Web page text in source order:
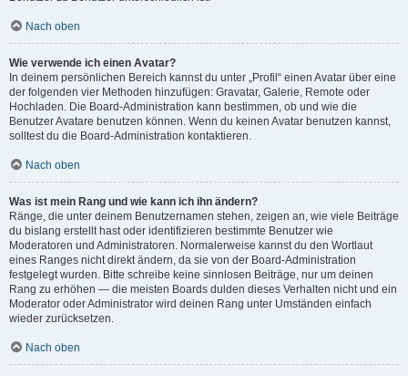
Nach oben
Wie verwende ich einen Avatar?
In deinem persönlichen Bereich kannst du unter „Profil“ einen Avatar über eine
der folgenden vier Methoden hinzufügen: Gravatar, Galerie, Remote oder
Hochladen. Die Board-Administration kann bestimmen, ob und wie die
Benutzer Avatare benutzen können. Wenn du keinen Avatar benutzen kannst,
solltest du die Board-Administration kontaktieren.
Nach oben
Was ist mein Rang und wie kann ich ihn ändern?
Ränge, die unter deinem Benutzernamen stehen, zeigen an, wie viele Beiträge
du bislang erstellt hast oder identifizieren bestimmte Benutzer wie
Moderatoren und Administratoren. Normalerweise kannst du den Wortlaut
eines Ranges nicht direkt ändern, da sie von der Board-Administration
festgelegt wurden. Bitte schreibe keine sinnlosen Beiträge, nur um deinen
Rang zu erhöhen — die meisten Boards dulden dieses Verhalten nicht und ein
Moderator oder Administrator wird deinen Rang unter Umständen einfach
wieder zurücksetzen.
Nach oben